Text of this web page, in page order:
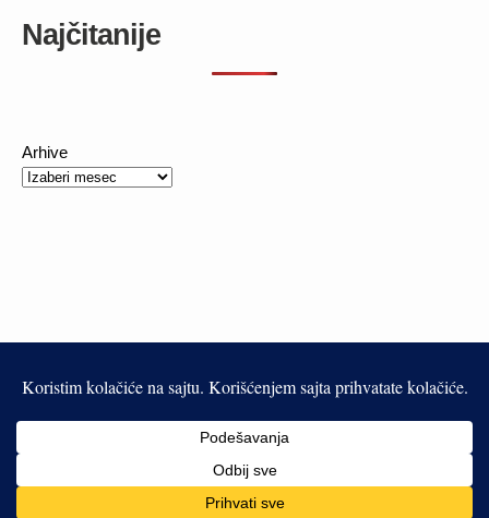
Najčitanije
Arhive
This work is licensed under aCreative Commons Attribution-
Independent Publisherempowered by